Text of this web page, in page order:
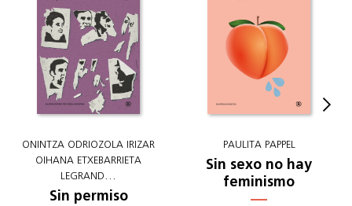
ONINTZA ODRIOZOLA IRIZAR
OIHANA ETXEBARRIETA
LEGRAND
Sin permiso
PAULITA PAPPEL
Sin sexo no hay
feminismo